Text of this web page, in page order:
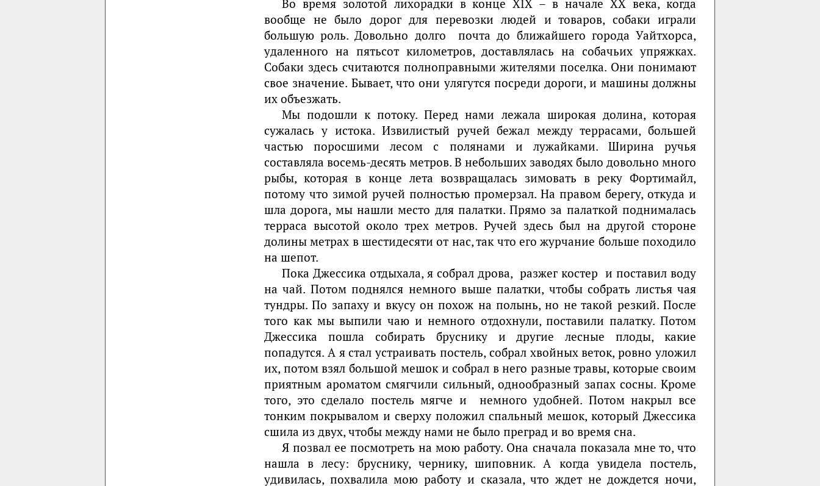
Во время золотой лихорадки в конце XIX – в начале XX века, когда
вообще не было дорог для перевозки людей и товаров, собаки играли
большую роль. Довольно долго почта до ближайшего города Уайтхорса,
удаленного на пятьсот километров, доставлялась на собачьих упряжках.
Собаки здесь считаются полноправными жителями поселка. Они понимают
свое значение. Бывает, что они улягутся посреди дороги, и машины должны
их объезжать.
Мы подошли к потоку. Перед нами лежала широкая долина, которая
сужалась у истока. Извилистый ручей бежал между террасами, большей
частью поросшими лесом с полянами и лужайками. Ширина ручья
составляла восемь-десять метров. В небольших заводях было довольно много
рыбы, которая в конце лета возвращалась зимовать в реку Фортимайл,
потому что зимой ручей полностью промерзал. На правом берегу, откуда и
шла дорога, мы нашли место для палатки. Прямо за палаткой поднималась
терраса высотой около трех метров. Ручей здесь был на другой стороне
долины метрах в шестидесяти от нас, так что его журчание больше походило
на шепот.
Пока Джессика отдыхала, я собрал дрова, разжег костер и поставил воду
на чай. Потом поднялся немного выше палатки, чтобы собрать листья чая
тундры. По запаху и вкусу он похож на полынь, но не такой резкий. После
того как мы выпили чаю и немного отдохнули, поставили палатку. Потом
Джессика пошла собирать бруснику и другие лесные плоды, какие
попадутся. А я стал устраивать постель, собрал хвойных веток, ровно уложил
их, потом взял большой мешок и собрал в него разные травы, которые своим
приятным ароматом смягчили сильный, однообразный запах сосны. Кроме
того, это сделало постель мягче и немного удобней. Потом накрыл все
тонким покрывалом и сверху положил спальный мешок, который Джессика
сшила из двух, чтобы между нами не было преград и во время сна.
Я позвал ее посмотреть на мою работу. Она сначала показала мне то, что
нашла в лесу: бруснику, чернику, шиповник. А когда увидела постель,
удивилась, похвалила мою работу и сказала, что ждет не дождется ночи,